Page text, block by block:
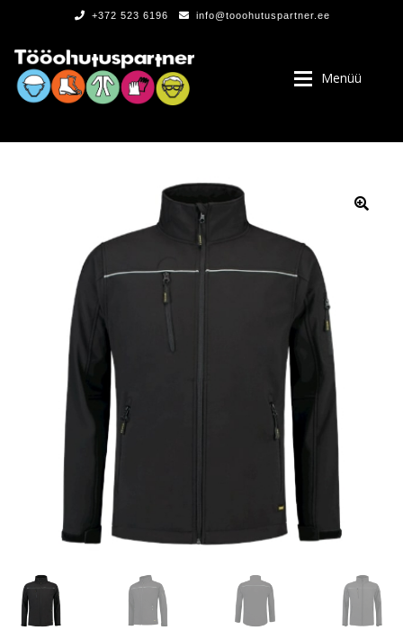
+372 523 6196 info@tooohutuspartner.ee
Menüü